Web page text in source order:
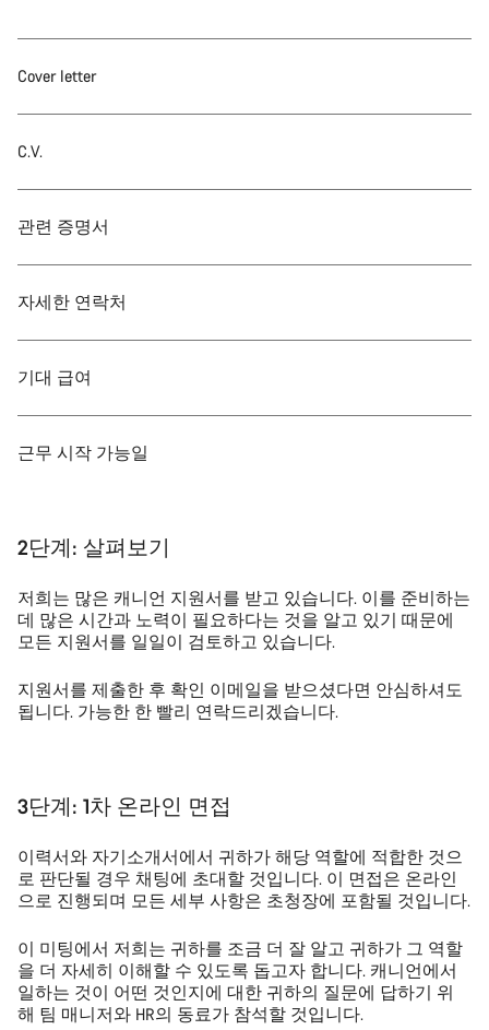
Cover letter
C.V.
관련 증명서
자세한 연락처
기대 급여
근무 시작 가능일
2단계: 살펴보기
저희는 많은 캐니언 지원서를 받고 있습니다. 이를 준비하는
데 많은 시간과 노력이 필요하다는 것을 알고 있기 때문에
모든 지원서를 일일이 검토하고 있습니다.
지원서를 제출한 후 확인 이메일을 받으셨다면 안심하셔도
됩니다. 가능한 한 빨리 연락드리겠습니다.
3단계: 1차 온라인 면접
이력서와 자기소개서에서 귀하가 해당 역할에 적합한 것으
로 판단될 경우 채팅에 초대할 것입니다. 이 면접은 온라인
으로 진행되며 모든 세부 사항은 초청장에 포함될 것입니다.
이 미팅에서 저희는 귀하를 조금 더 잘 알고 귀하가 그 역할
을 더 자세히 이해할 수 있도록 돕고자 합니다. 캐니언에서
일하는 것이 어떤 것인지에 대한 귀하의 질문에 답하기 위
해 팀 매니저와 HR의 동료가 참석할 것입니다.